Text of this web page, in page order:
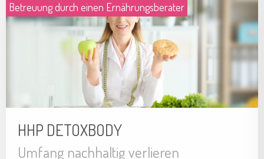
Betreuung durch einen Ernährungsberater
HHP DETOXBODY
Umfang nachhaltig verlieren